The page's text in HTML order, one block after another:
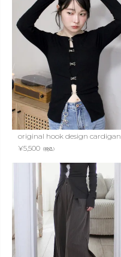
original hook design cardigan
¥5,500 （税込）